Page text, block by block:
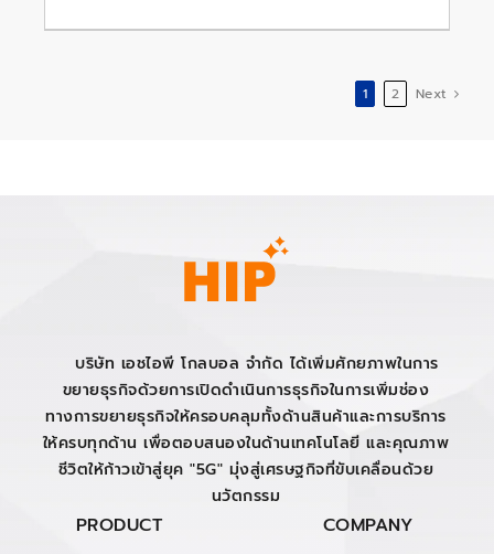
1 2 Next
บริษัท เอชไอพี โกลบอล จำกัด ได้เพิ่มศักยภาพในการ
ขยายธุรกิจด้วยการเปิดดำเนินการธุรกิจในการเพิ่มช่อง
ทางการขยายธุรกิจให้ครอบคลุมทั้งด้านสินค้าและการบริการ
ให้ครบทุกด้าน เพื่อตอบสนองในด้านเทคโนโลยี และคุณภาพ
ชีวิตให้ก้าวเข้าสู่ยุค "5G" มุ่งสู่เศรษฐกิจที่ขับเคลื่อนด้วย
นวัตกรรม
PRODUCT COMPANY